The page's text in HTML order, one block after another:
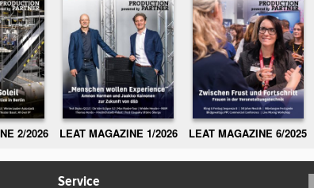
2/2026 LEAT MAGAZINE 1/2026 LEAT MAGAZINE 6/2025
Service